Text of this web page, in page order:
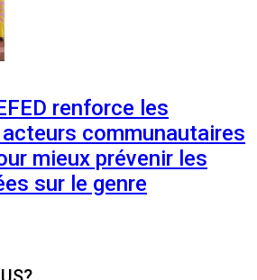
renforce les
communautaires
mieux prévenir les
sur le genre